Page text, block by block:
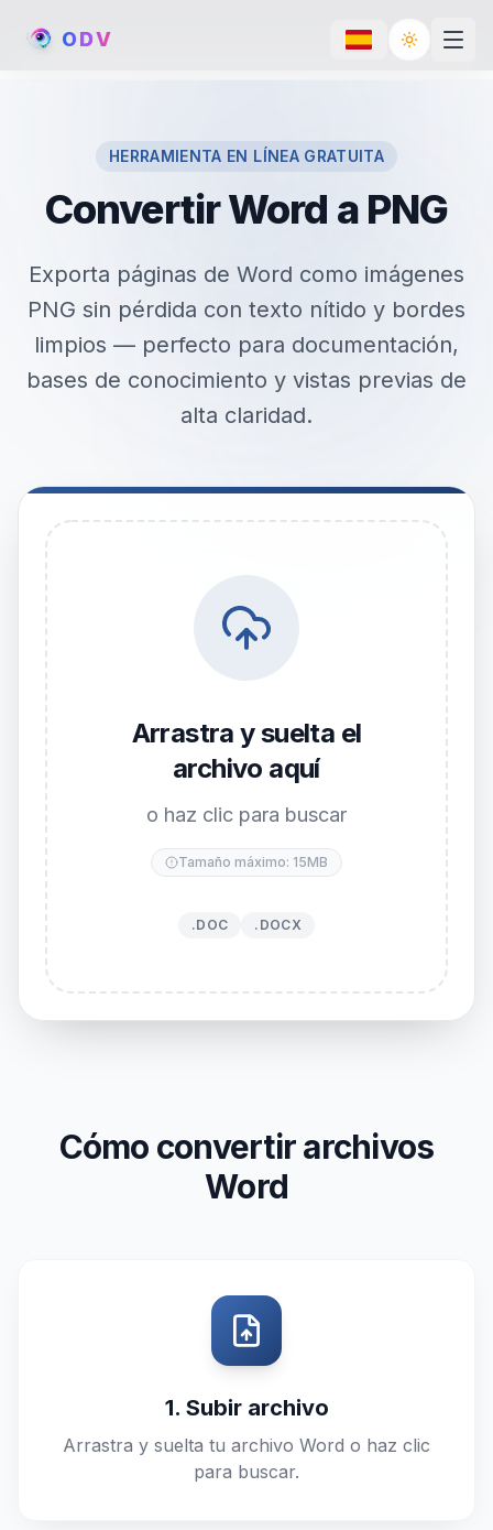
ODV Toggle
HERRAMIENTA EN LÍNEA GRATUITA
Convertir Word a PNG
Exporta páginas de Word como imágenes
PNG sin pérdida con texto nítido y bordes
limpios — perfecto para documentación,
bases de conocimiento y vistas previas de
alta claridad.
Arrastra y suelta el
archivo aquí
o haz clic para buscar
Tamaño máximo: 15MB
.DOC .DOCX
Cómo convertir archivos
Word
1. Subir archivo
Arrastra y suelta tu archivo Word o haz clic
para buscar.